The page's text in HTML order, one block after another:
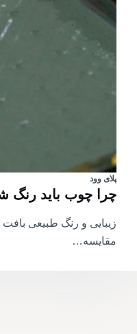
پلای وود
چرا چوب باید رنگ
زیبایی و رنگ‌ طبیعی
مقایسه…